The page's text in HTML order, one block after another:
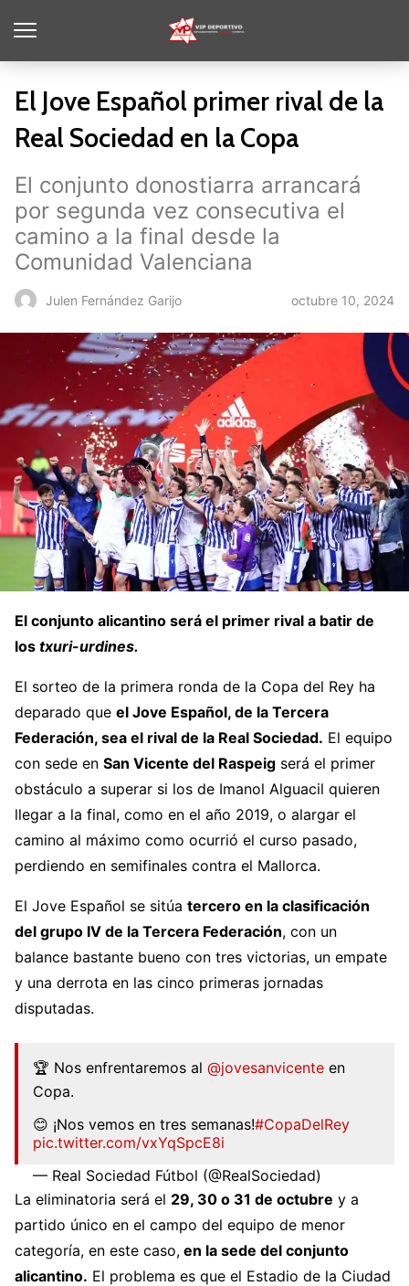
El Jove Español primer rival de la
Real Sociedad en la Copa
El conjunto donostiarra arrancará
por segunda vez consecutiva el
camino a la final desde la
Comunidad Valenciana
Julen Fernández Garijo octubre 10, 2024
El conjunto alicantino será el primer rival a batir de
los txuri-urdines.
El sorteo de la primera ronda de la Copa del Rey ha
deparado que el Jove Español, de la Tercera
Federación, sea el rival de la Real Sociedad. El equipo
con sede en San Vicente del Raspeig será el primer
obstáculo a superar si los de Imanol Alguacil quieren
llegar a la final, como en el año 2019, o alargar el
camino al máximo como ocurrió el curso pasado,
perdiendo en semifinales contra el Mallorca.
El Jove Español se sitúa tercero en la clasificación
del grupo IV de la Tercera Federación, con un
balance bastante bueno con tres victorias, un empate
y una derrota en las cinco primeras jornadas
disputadas.
🏆 Nos enfrentaremos al @jovesanvicente en
Copa.
😊 ¡Nos vemos en tres semanas!#CopaDelRey
pic.twitter.com/vxYqSpcE8i
— Real Sociedad Fútbol (@RealSociedad)
October 10, 2024
La eliminatoria será el 29, 30 o 31 de octubre y a
partido único en el campo del equipo de menor
categoría, en este caso, en la sede del conjunto
alicantino. El problema es que el Estadio de la Ciudad